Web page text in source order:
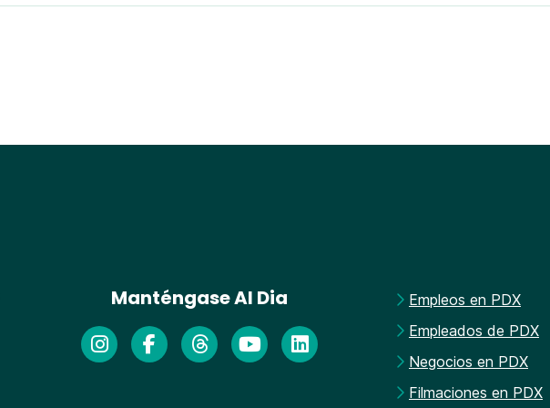
Manténgase Al Dia
Empleos en PDX
Empleados de PDX
Negocios en PDX
Filmaciones en PDX